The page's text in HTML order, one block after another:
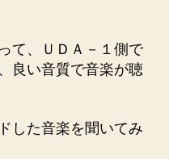
て、ＵＤＡ－１側で
良い音質で音楽が聴
した音楽を聞いてみ